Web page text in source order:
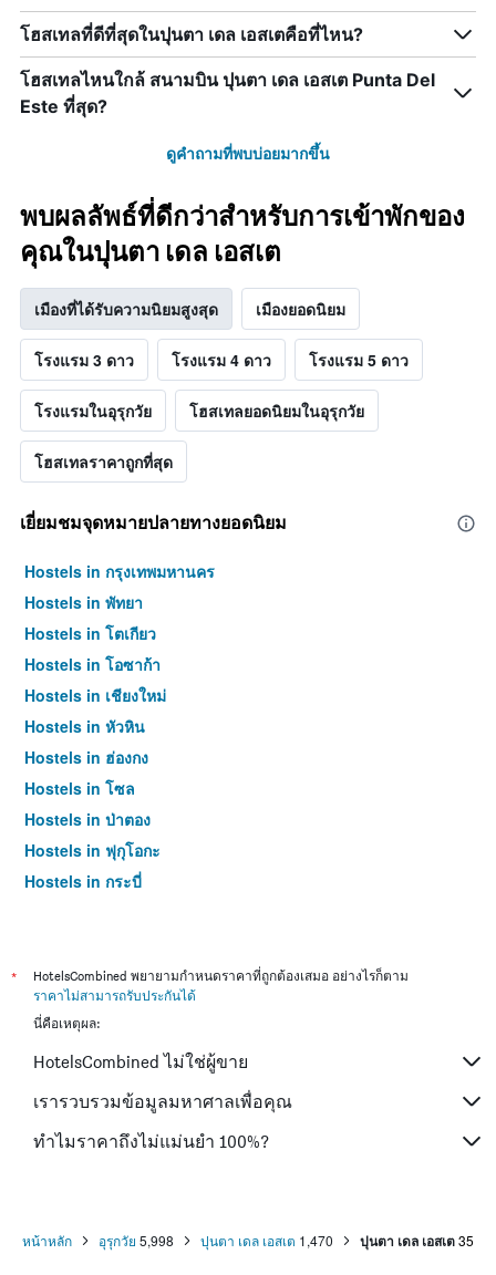
โฮสเทลที่ดีที่สุดในปุนตา เดล เอสเตคือที่ไหน?
โฮสเทลไหนใกล้ สนามบิน ปุนตา เดล เอสเต Punta Del
Este ที่สุด?
ดูคำถามที่พบบ่อยมากขึ้น
พบผลลัพธ์ที่ดีกว่าสำหรับการเข้าพักของ
คุณในปุนตา เดล เอสเต
เมืองที่ได้รับความนิยมสูงสุด เมืองยอดนิยม
โรงแรม 3 ดาว โรงแรม 4 ดาว โรงแรม 5 ดาว
โรงแรมในอุรุกวัย โฮสเทลยอดนิยมในอุรุกวัย
โฮสเทลราคาถูกที่สุด
เยี่ยมชมจุดหมายปลายทางยอดนิยม
Hostels in กรุงเทพมหานคร
Hostels in พัทยา
Hostels in โตเกียว
Hostels in โอซาก้า
Hostels in เชียงใหม่
Hostels in หัวหิน
Hostels in ฮ่องกง
Hostels in โซล
Hostels in ป่าตอง
Hostels in ฟุกุโอกะ
Hostels in กระบี่
Hostels in เซี่ยงไฮ้
Hostels in ไทเป
Hostels in หาดใหญ่
Hostels in ภูเก็ต
Hostels in เกียวโต
*
HotelsCombined พยายามกำหนดราคาที่ถูกต้องเสมอ อย่างไรก็ตาม
ราคาไม่สามารถรับประกันได้
นี่คือเหตุผล:
HotelsCombined ไม่ใช่ผู้ขาย
เรารวบรวมข้อมูลมหาศาลเพื่อคุณ
ทำไมราคาถึงไม่แม่นยำ 100%?
หน้าหลัก อุรุกวัย 5,998 ปุนตา เดล เอสเต 1,470 ปุนตา เดล เอสเต35